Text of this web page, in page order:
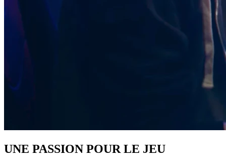
UNE PASSION POUR LE JEU